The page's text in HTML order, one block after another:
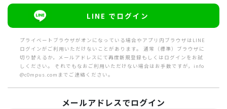
LINE でログイン
プライベートブラウザがオンになっている場合やアプリ内ブラウザはLINE
ログインがご利用いただけないことがあります。 通常（標準）ブラウザに
切り替えるか，メールアドレスにて再度新規登録もしくはログインをお試
しください。 それでもなおご利用いただけない場合はお手数ですが，info
@c0mpus.comまでご連絡ください。
メールアドレスでログイン